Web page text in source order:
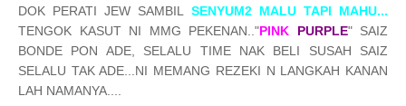
DOK PERATI JEW SAMBIL SENYUM2 MALU TAPI MAHU...
TENGOK KASUT NI MMG PEKENAN.."PINK PURPLE" SAIZ
BONDE PON ADE, SELALU TIME NAK BELI SUSAH SAIZ
SELALU TAK ADE...NI MEMANG REZEKI N LANGKAH KANAN
LAH NAMANYA....